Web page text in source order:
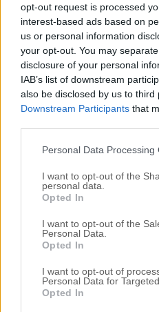
opt-out request is processed
interest-based ads based on
us or personal information
your opt-out. You may
disclosure of your personal
IAB’s list of downstream
also be disclosed by us to third
Downstream Participants that
Please note that this website/
not limited to your visit or
grant or deny consent to
use your data for below
consent section.
Personal Data Processing
I want to opt-out of the
personal data.
Opted In
I want to opt-out of the
Personal Data.
Opted In
I want to opt-out of
Personal Data for
Opted In
ΠΟΔΟΣΦΑΙΡΟ ΑΕΚ
ΑΕΚ: Ο λόγος που δεν
Athens Kallithea